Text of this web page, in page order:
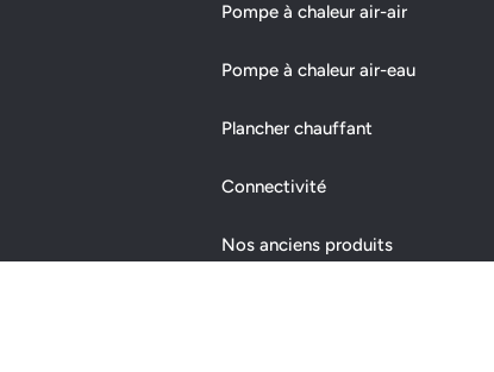
Pompe à chaleur air-air
Pompe à chaleur air-eau
Plancher chauffant
Connectivité
Nos anciens produits